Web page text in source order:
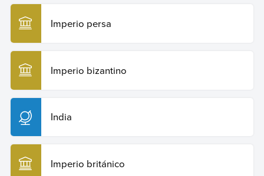
Imperio persa
Imperio bizantino
India
Imperio británico